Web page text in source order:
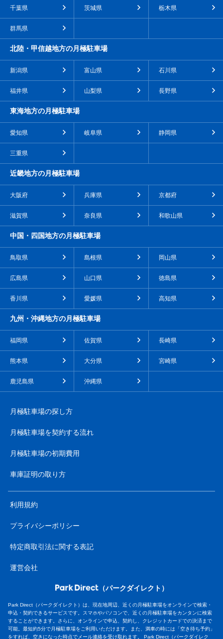
千葉県 茨城県 栃木県
群馬県
北陸・甲信越地方の月極駐車場
新潟県 富山県 石川県
福井県 山梨県 長野県
東海地方の月極駐車場
愛知県 岐阜県 静岡県
三重県
近畿地方の月極駐車場
大阪府 兵庫県 京都府
滋賀県 奈良県 和歌山県
中国・四国地方の月極駐車場
鳥取県 島根県 岡山県
広島県 山口県 徳島県
香川県 愛媛県 高知県
九州・沖縄地方の月極駐車場
福岡県 佐賀県 長崎県
熊本県 大分県 宮崎県
鹿児島県 沖縄県
月極駐車場の探し方
月極駐車場を契約する流れ
月極駐車場の初期費用
車庫証明の取り方
利用規約
プライバシーポリシー
特定商取引法に関する表記
運営会社
（パークダイレクト）
Park Direct（パークダイレクト）は、現在地周辺、近くの月極駐車場をオンラインで検索・
申込・契約できるサービスです。スマホやパソコンで、近くの月極駐車場をカンタンに検索
することができます。さらに、オンラインで申込、契約し、クレジットカードでの決済まで
可能。最短約5分で月極駐車場をご利用いただけます。また、満車の時には「空き待ち予約」
をすれば、空きになった時点でメール連絡を受け取れます。 Park Direct（パークダイレク